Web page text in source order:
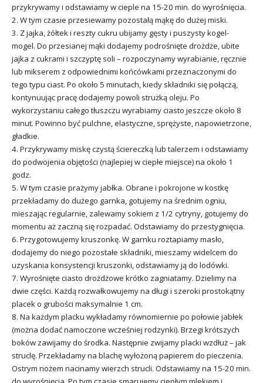
przykrywamy i odstawiamy w cieple na 15-20 min. do wyrośnięcia.
2. W tym czasie przesiewamy pozostałą mąkę do dużej miski.
3. Z jajka, żółtek i reszty cukru ubijamy gęsty i puszysty kogel-
mogel. Do przesianej mąki dodajemy podrośnięte drożdże, ubite
jajka z cukrami i szczyptę soli – rozpoczynamy wyrabianie, ręcznie
lub mikserem z odpowiednimi końcówkami przeznaczonymi do
tego typu ciast. Po około 5 minutach, kiedy składniki się połączą,
kontynuując pracę dodajemy powoli strużką oleju. Po
wykorzystaniu całego tłuszczu wyrabiamy ciasto jeszcze około 8
minut. Powinno być pulchne, elastyczne, sprężyste, napowietrzone,
gładkie.
4. Przykrywamy miskę czystą ściereczką lub talerzem i odstawiamy
do podwojenia objętości (najlepiej w ciepłe miejsce) na około 1
godz.
5. W tym czasie prażymy jabłka. Obrane i pokrojone w kostkę
przekładamy do dużego garnka, gotujemy na średnim ogniu,
mieszając regularnie, zalewamy sokiem z 1/2 cytryny, gotujemy do
momentu aż zaczną się rozpadać. Odstawiamy do przestygnięcia.
6. Przygotowujemy kruszonkę. W garnku roztapiamy masło,
dodajemy do niego pozostałe składniki, mieszamy widelcem do
uzyskania konsystencji kruszonki, odstawiamy ją do lodówki.
7. Wyrośnięte ciasto drożdżowe krótko zagniatamy. Dzielimy na
dwie części. Każdą rozwałkowujemy na długi i szeroki prostokątny
placek o grubości maksymalnie 1 cm.
8. Na każdym placku wykładamy równomiernie po połowie jabłek
(można dodać namoczone wcześniej rodzynki). Brzegi krótszych
boków zawijamy do środka. Następnie zwijamy placki wzdłuż – jak
struclę. Przekładamy na blachę wyłożoną papierem do pieczenia.
Ostrym nożem nacinamy wierzch strucli. Odstawiamy na 15-20 min.